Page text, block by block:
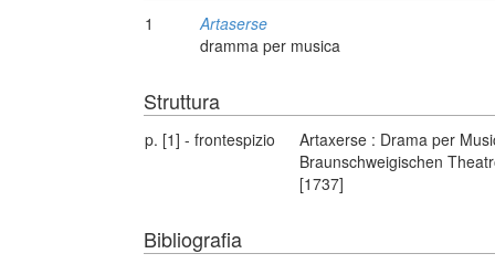
1
Artaserse
dramma per musica
Struttura
p. [1] - frontespizio
Artaxerse : Drama per
Braunschweigischen
[1737]
Bibliografia